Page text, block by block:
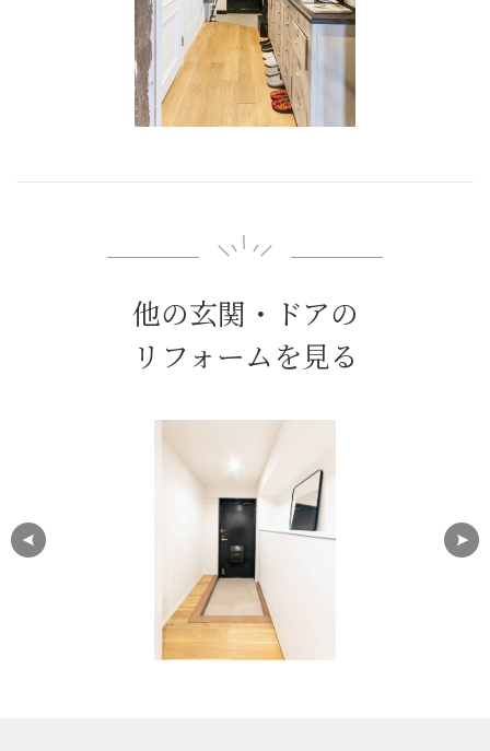
他の玄関・ドアの
リフォームを見る